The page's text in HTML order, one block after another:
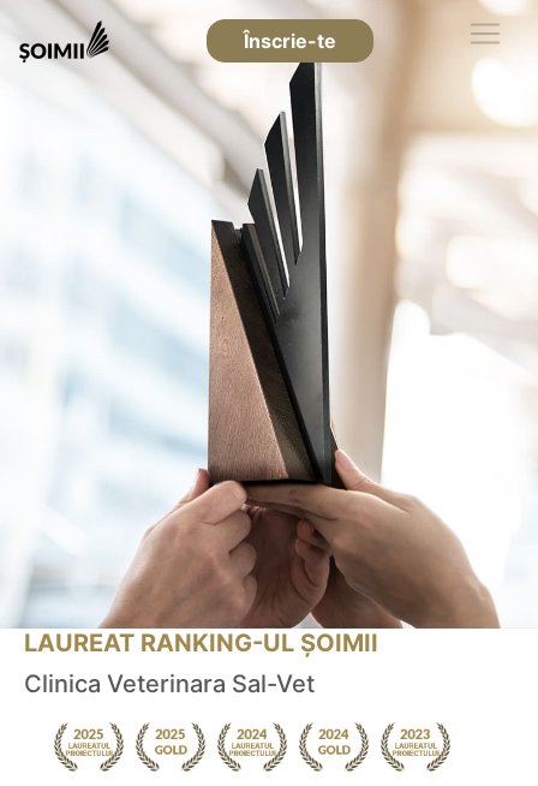
Înscrie-te
LAUREAT RANKING-UL ȘOIMII
Clinica Veterinara Sal-Vet